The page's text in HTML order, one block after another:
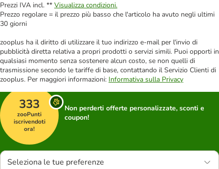
Prezzi IVA incl. ** Visualizza condizioni.
Prezzo regolare = il prezzo più basso che l'articolo ha avuto negli ultimi
30 giorni
zooplus ha il diritto di utilizzare il tuo indirizzo e-mail per l'invio di
pubblicità diretta relativa a propri prodotti o servizi simili. Puoi opporti in
qualsiasi momento senza sostenere alcun costo, se non quelli di
trasmissione secondo le tariffe di base, contattando il Servizio Clienti di
zooplus. Per maggiori informazioni: Informativa sulla Privacy
333
zooPunti
iscrivendoti
ora!
Non perderti offerte personalizzate, sconti e
coupon!
Seleziona le tue preferenze